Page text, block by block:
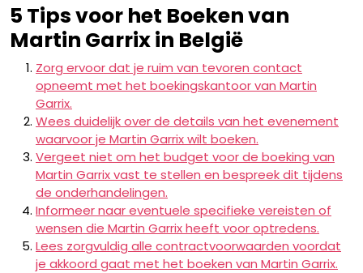
5 Tips voor het Boeken van
Martin Garrix in België
Zorg ervoor dat je ruim van tevoren contact
opneemt met het boekingskantoor van Martin
Garrix.
Wees duidelijk over de details van het evenement
waarvoor je Martin Garrix wilt boeken.
Vergeet niet om het budget voor de boeking van
Martin Garrix vast te stellen en bespreek dit tijdens
de onderhandelingen.
Informeer naar eventuele specifieke vereisten of
wensen die Martin Garrix heeft voor optredens.
Lees zorgvuldig alle contractvoorwaarden voordat
je akkoord gaat met het boeken van Martin Garrix.